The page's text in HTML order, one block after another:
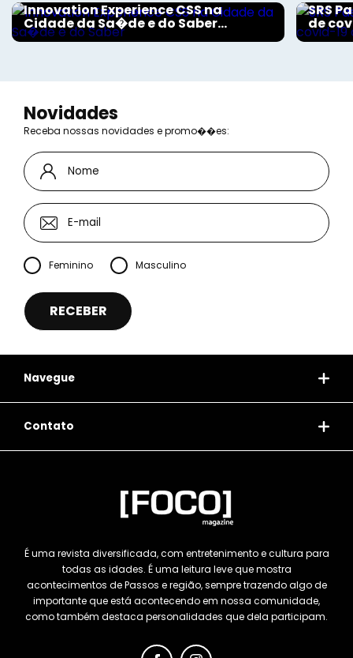
Innovation Experience CSS na
Cidade da Sa�de e do Saber...
SRS
de
Novidades
Receba nossas novidades e promo��es:
Feminino Masculino
Navegue
Contato
É uma revista diversificada, com entretenimento e cultura para
todas as idades. É uma leitura leve que mostra
acontecimentos de Passos e região, sempre trazendo algo de
importante que está acontecendo em nossa comunidade,
como também destaca personalidades que dela participam.